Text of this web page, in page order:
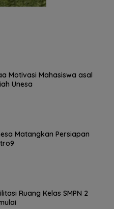
Motivasi Mahasiswa asal
Unesa
Matangkan Persiapan
Ruang Kelas SMPN 2